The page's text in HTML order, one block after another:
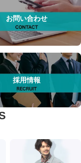
お問い合わせ
採用情報